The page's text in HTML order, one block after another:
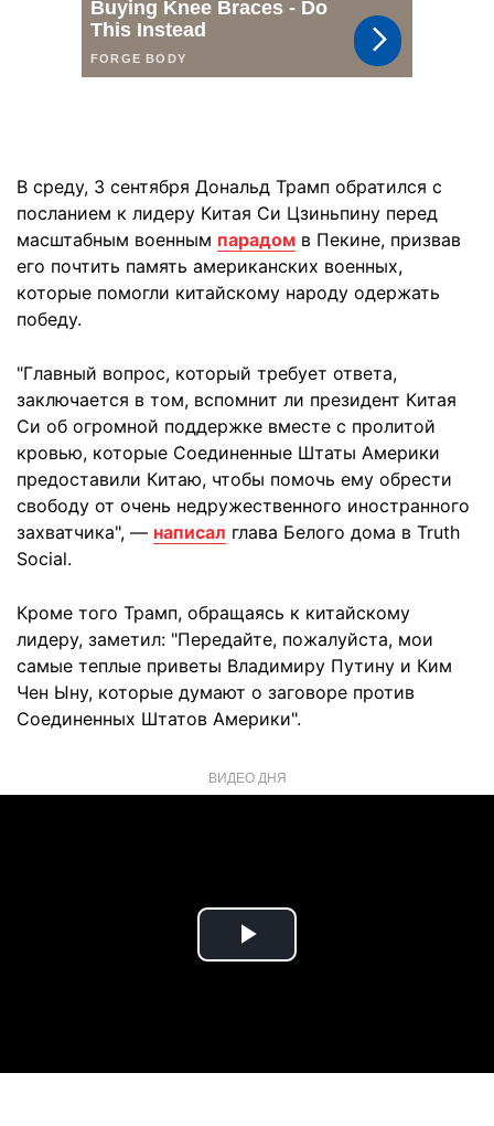
В среду, 3 сентября Дональд Трамп обратился с
посланием к лидеру Китая Си Цзиньпину перед
масштабным военным парадом в Пекине, призвав
его почтить память американских военных,
которые помогли китайскому народу одержать
победу.
"Главный вопрос, который требует ответа,
заключается в том, вспомнит ли президент Китая
Си об огромной поддержке вместе с пролитой
кровью, которые Соединенные Штаты Америки
предоставили Китаю, чтобы помочь ему обрести
свободу от очень недружественного иностранного
захватчика", — написал глава Белого дома в Truth
Social.
Кроме того Трамп, обращаясь к китайскому
лидеру, заметил: "Передайте, пожалуйста, мои
самые теплые приветы Владимиру Путину и Ким
Чен Ыну, которые думают о заговоре против
Соединенных Штатов Америки".
ВИДЕО ДНЯ
Play